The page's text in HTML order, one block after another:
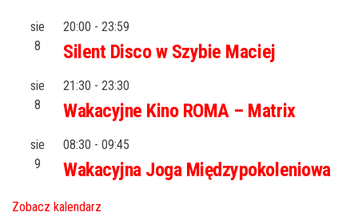
sie
8
20:00 - 23:59
Silent Disco w Szybie Maciej
sie
8
21:30 - 23:30
Wakacyjne Kino ROMA – Matrix
sie
9
08:30 - 09:45
Wakacyjna Joga Międzypokoleniowa
Zobacz kalendarz